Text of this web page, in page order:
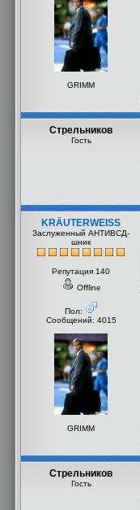
GRIMM
Стрельников
Гость
KRÄUTERWEISS
Заслуженный АНТИВСД-
шник
Репутация 140
Offline
Пол:
Сообщений: 4015
GRIMM
Стрельников
Гость